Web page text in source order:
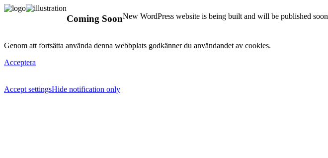
Coming SoonNew WordPress website is being built and will be published soon
Genom att fortsätta använda denna webbplats godkänner du användandet av cookies.
Acceptera
Accept settingsHide notification only